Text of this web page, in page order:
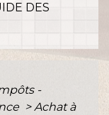
DES
-
> Achat à